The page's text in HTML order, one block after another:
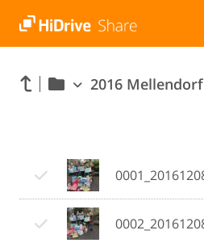
2016 Mellendorf